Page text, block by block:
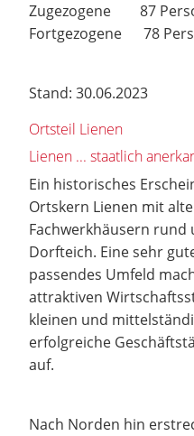
Zugezogene 87
Fortgezogene 78
Stand: 30.06.2023
Ortsteil Lienen
Lienen ... staatlich
Ein historisches
Ortskern Lienen mit
Fachwerkhäusern rund
Dorfteich. Eine sehr
passendes Umfeld
attraktiven
kleinen und
erfolgreiche
auf.
Nach Norden hin